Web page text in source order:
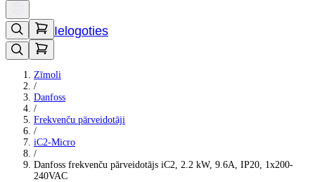
Ielogoties
Zīmoli
/
Danfoss
/
Frekvenču pārveidotāji
/
iC2-Micro
/
Danfoss frekvenču pārveidotājs iC2, 2.2 kW, 9.6A, IP20, 1x200-
240VAC